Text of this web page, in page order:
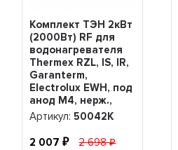
Комплект ТЭН 2кВт
(2000Вт) RF для
водонагревателя
Thermex RZL, IS, IR,
Garanterm,
Electrolux EWH, под
анод М4, нерж.,
PREMIUM +
прокладка + анод,
50042K
Артикул:50042K
2 007 2 698